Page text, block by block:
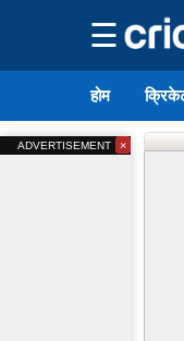
☰
होम
ADVERTISEMENT ×